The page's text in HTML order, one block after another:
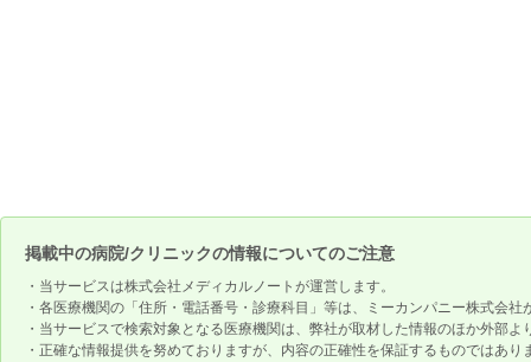
掲載中の病院/クリニックの情報についてのご注意
・当サービスは株式会社メディカルノートが運営します。
・各医療機関の「住所・電話番号・診療科目」等は、ミーカンパニー株式会
・当サービスで検索対象となる医療機関は、弊社が取材した情報のほか外部
・正確な情報提供を努めておりますが、内容の正確性を保証するものではあり